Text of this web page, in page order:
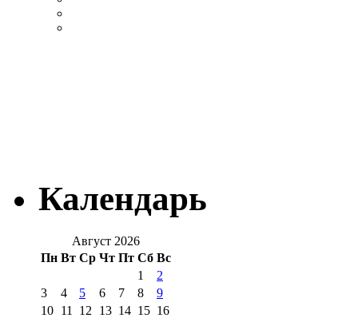
Календарь
Август 2026
Пн Вт Ср Чт Пт Сб Вс
1
2
3
4 5 6 7 8
9
10 11 12 13 14 15 16